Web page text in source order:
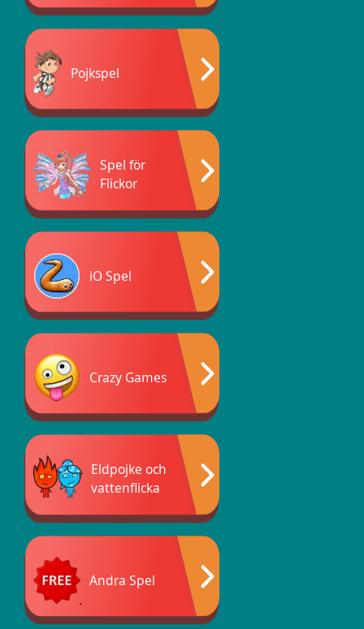
Pojkspel
Spel för
Flickor
iO Spel
Crazy Games
Eldpojke och
vattenflicka
Andra Spel